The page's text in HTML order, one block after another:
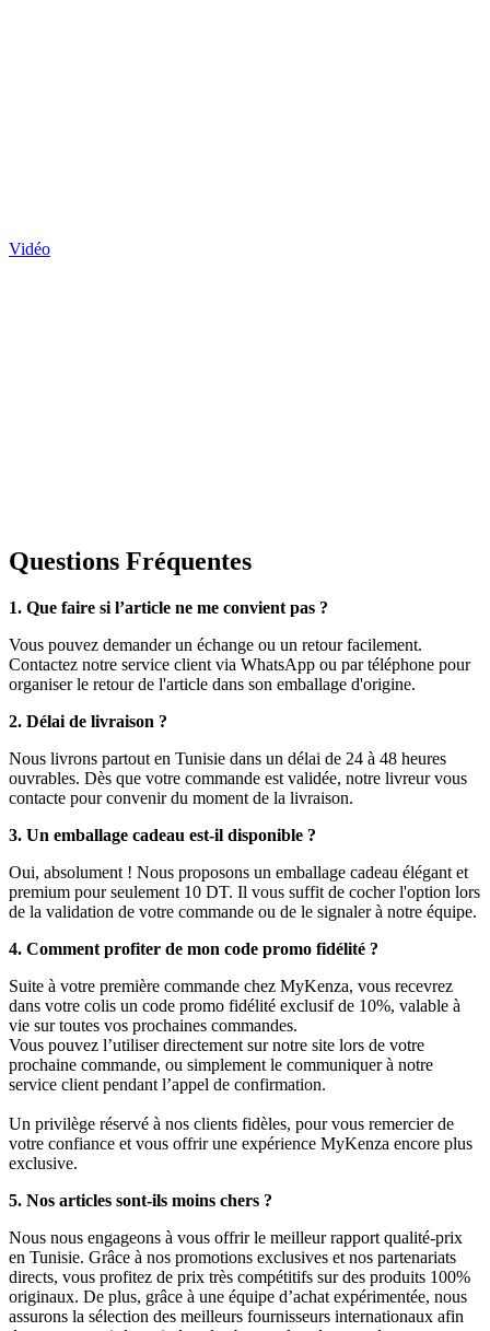
Vidéo
Questions Fréquentes
1. Que faire si l’article ne me convient pas ?
Vous pouvez demander un échange ou un retour facilement.
Contactez notre service client via WhatsApp ou par téléphone pour
organiser le retour de l'article dans son emballage d'origine.
2. Délai de livraison ?
Nous livrons partout en Tunisie dans un délai de 24 à 48 heures
ouvrables. Dès que votre commande est validée, notre livreur vous
contacte pour convenir du moment de la livraison.
3. Un emballage cadeau est-il disponible ?
Oui, absolument ! Nous proposons un emballage cadeau élégant et
premium pour seulement 10 DT. Il vous suffit de cocher l'option lors
de la validation de votre commande ou de le signaler à notre équipe.
4. Comment profiter de mon code promo fidélité ?
Suite à votre première commande chez MyKenza, vous recevrez
dans votre colis un code promo fidélité exclusif de 10%, valable à
vie sur toutes vos prochaines commandes.
Vous pouvez l’utiliser directement sur notre site lors de votre
prochaine commande, ou simplement le communiquer à notre
service client pendant l’appel de confirmation.
Un privilège réservé à nos clients fidèles, pour vous remercier de
votre confiance et vous offrir une expérience MyKenza encore plus
exclusive.
5. Nos articles sont-ils moins chers ?
Nous nous engageons à vous offrir le meilleur rapport qualité-prix
en Tunisie. Grâce à nos promotions exclusives et nos partenariats
directs, vous profitez de prix très compétitifs sur des produits 100%
originaux. De plus, grâce à une équipe d’achat expérimentée, nous
assurons la sélection des meilleurs fournisseurs internationaux afin